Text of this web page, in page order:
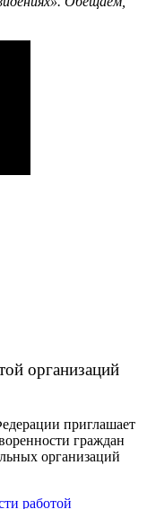
организаций
приглашает
граждан
организаций